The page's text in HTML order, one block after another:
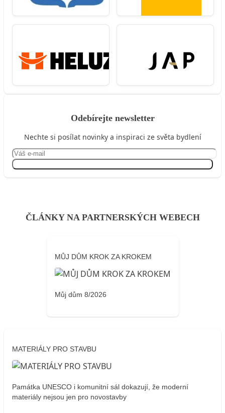
Odebírejte newsletter
Nechte si posílat novinky a inspiraci ze světa bydlení
ČLÁNKY NA PARTNERSKÝCH WEBECH
MŮJ DŮM KROK ZA KROKEM
Můj dům 8/2026
MATERIÁLY PRO STAVBU
Památka UNESCO i komunitní sál dokazují, že moderní
materiály nejsou jen pro novostavby